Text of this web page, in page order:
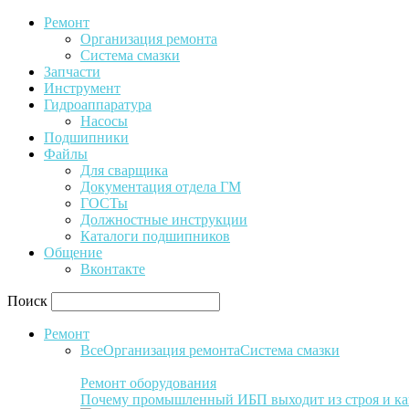
Ремонт
Организация ремонта
Система смазки
Запчасти
Инструмент
Гидроаппаратура
Насосы
Подшипники
Файлы
Для сварщика
Документация отдела ГМ
ГОСТы
Должностные инструкции
Каталоги подшипников
Общение
Вконтакте
Поиск
Ремонт
ВсеОрганизация ремонтаСистема смазки
Ремонт оборудования
Почему промышленный ИБП выходит из строя и